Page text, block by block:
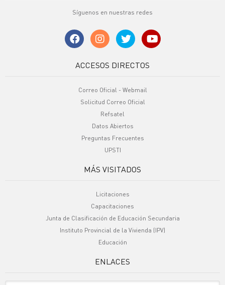
Síguenos en nuestras redes
ACCESOS DIRECTOS
Correo Oficial - Webmail
Solicitud Correo Oficial
Refsatel
Datos Abiertos
Preguntas Frecuentes
UPSTI
MÁS VISITADOS
Licitaciones
Capacitaciones
Junta de Clasificación de Educación Secundaria
Instituto Provincial de la Vivienda (IPV)
Educación
ENLACES